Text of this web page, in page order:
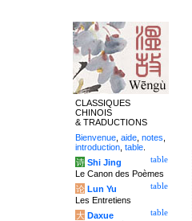
CLASSIQUES
CHINOIS
& TRADUCTIONS
Bienvenue aide notes
introduction table
table
诗 Shi Jing
Le Canon des Poèmes
table
论 Lun Yu
Les Entretiens
table
大 Daxue